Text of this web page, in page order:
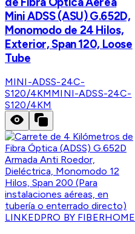
Mini ADSS (ASU) G.652D,
Monomodo de 24 Hilos,
Exterior, Span 120, Loose
Tube
MINI-ADSS-24C-
S120/4KMMINI-ADSS-24C-
S120/4KM
LINKEDPRO BY FIBERHOME